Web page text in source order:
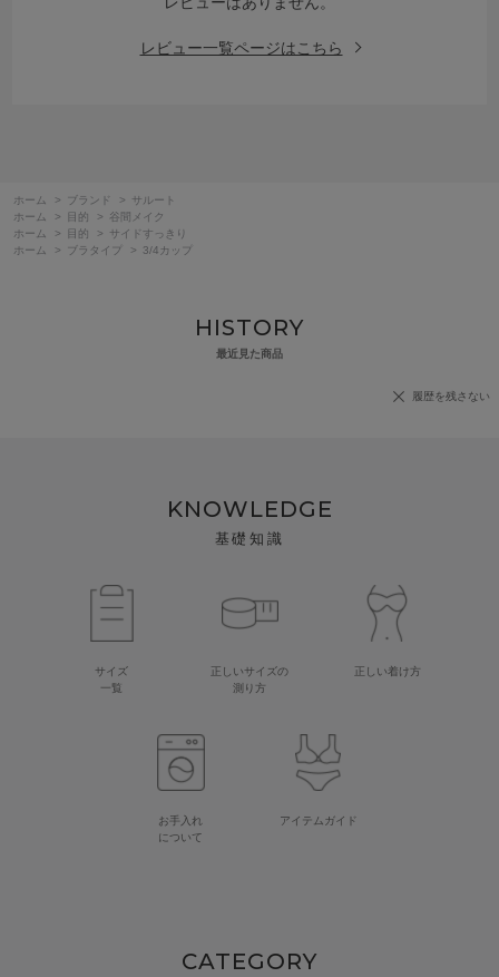
レビュー一覧ページはこちら
ホーム > ブランド >
サルート
ホーム
> 目的 >
谷間メイク
ホーム
> 目的 >
サイドすっきり
ホーム
> ブラタイプ > 3/4カップ
HISTORY
最近見た商品
履歴を残さない
KNOWLEDGE
基礎知識
サイズ
一覧
正しいサイズの
測り方
正しい着け方
お手入れ
について
アイテムガイド
CATEGORY